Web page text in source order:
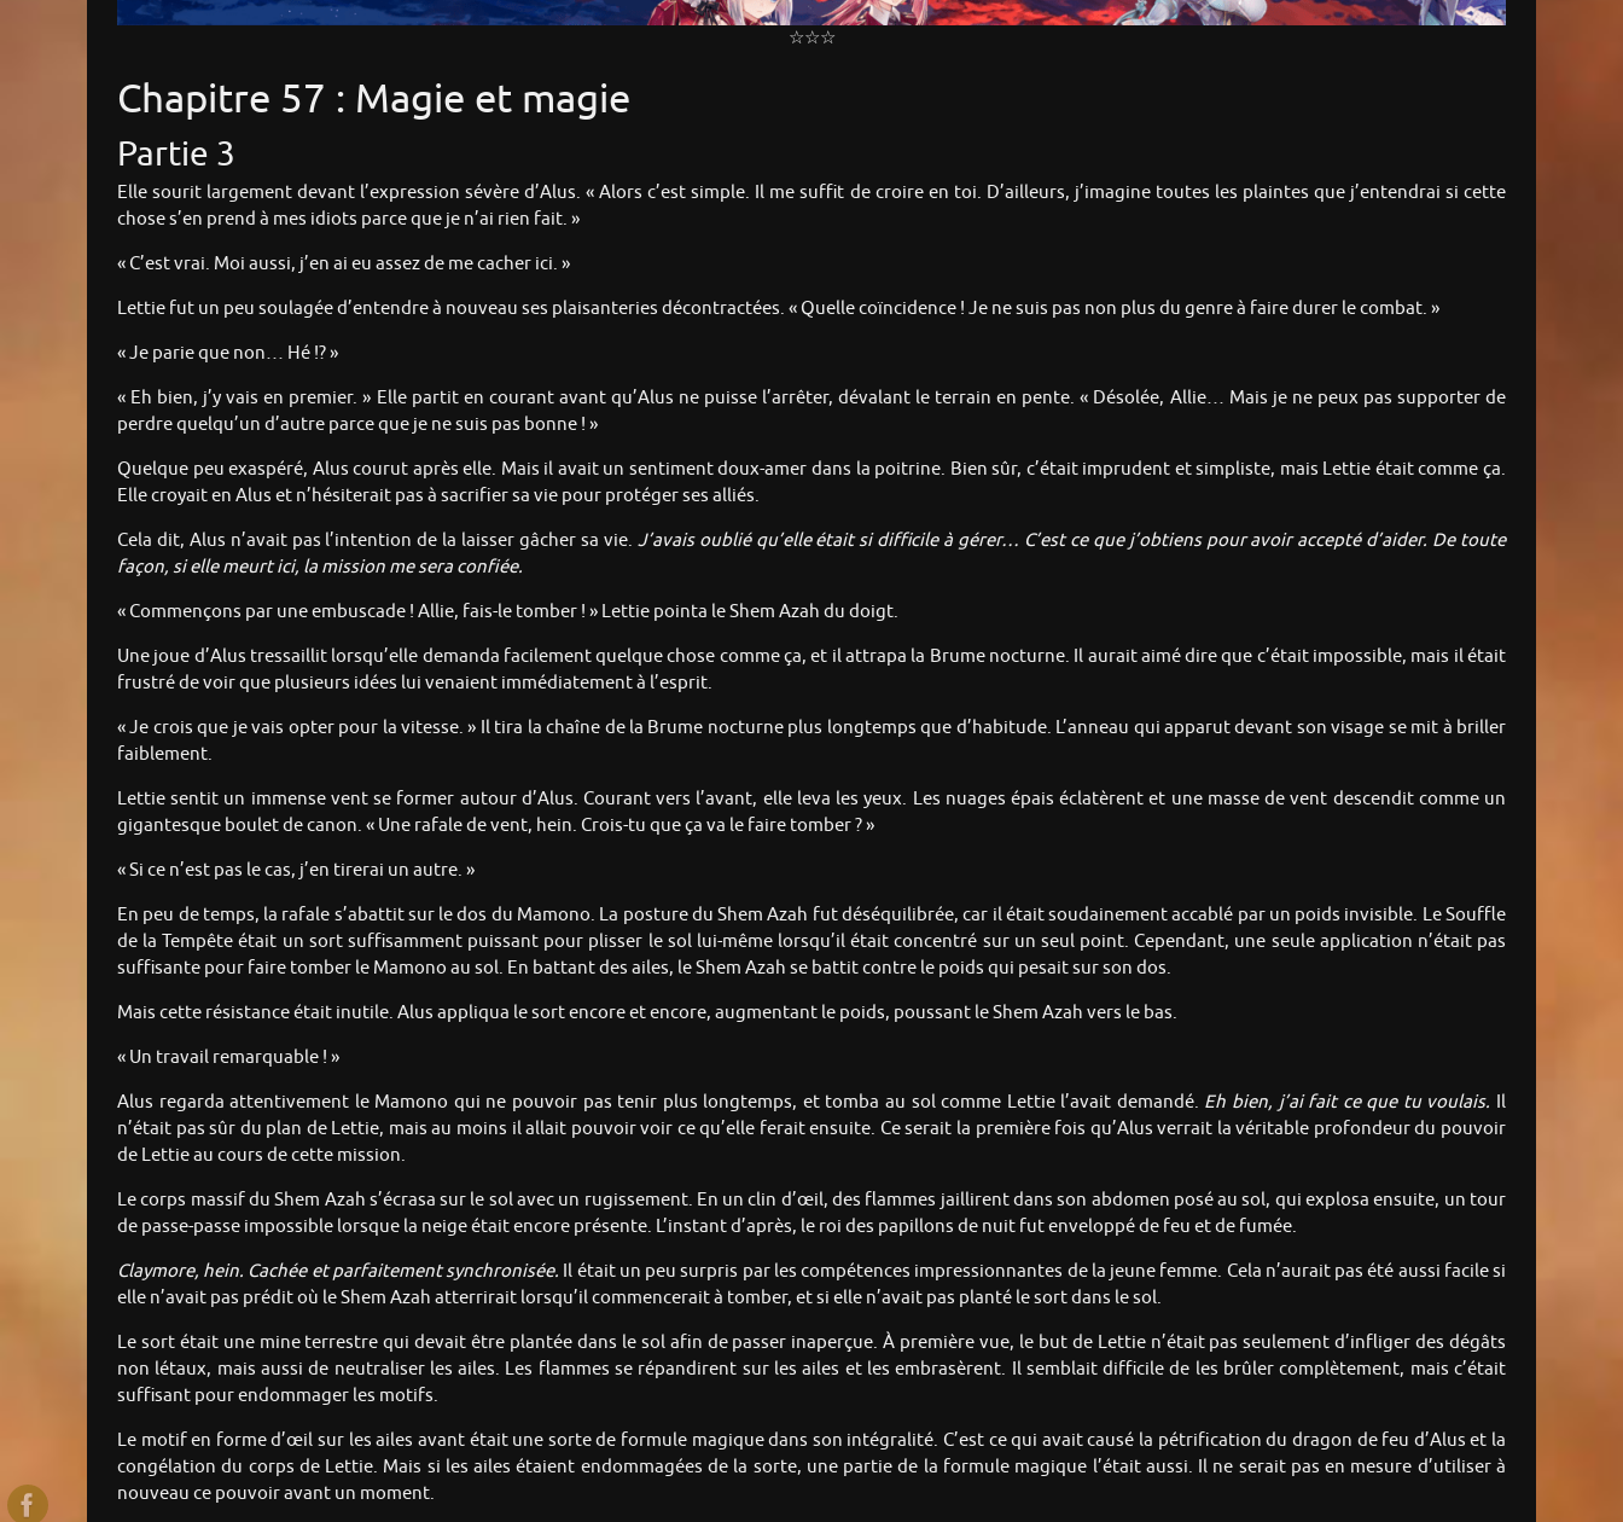
☆☆☆
Chapitre 57 : Magie et magie
Partie 3
Elle sourit largement devant l’expression sévère d’Alus. « Alors c’est simple. Il me suffit de croire en toi. D’ailleurs, j’imagine toutes les plaintes que j’entendrai si cette
chose s’en prend à mes idiots parce que je n’ai rien fait. »
« C’est vrai. Moi aussi, j’en ai eu assez de me cacher ici. »
Lettie fut un peu soulagée d’entendre à nouveau ses plaisanteries décontractées. « Quelle coïncidence ! Je ne suis pas non plus du genre à faire durer le combat. »
« Je parie que non… Hé !? »
« Eh bien, j’y vais en premier. » Elle partit en courant avant qu’Alus ne puisse l’arrêter, dévalant le terrain en pente. « Désolée, Allie… Mais je ne peux pas supporter de
perdre quelqu’un d’autre parce que je ne suis pas bonne ! »
Quelque peu exaspéré, Alus courut après elle. Mais il avait un sentiment doux-amer dans la poitrine. Bien sûr, c’était imprudent et simpliste, mais Lettie était comme ça.
Elle croyait en Alus et n’hésiterait pas à sacrifier sa vie pour protéger ses alliés.
Cela dit, Alus n’avait pas l’intention de la laisser gâcher sa vie. J’avais oublié qu’elle était si difficile à gérer… C’est ce que j’obtiens pour avoir accepté d’aider. De toute
façon, si elle meurt ici, la mission me sera confiée.
« Commençons par une embuscade ! Allie, fais-le tomber ! » Lettie pointa le Shem Azah du doigt.
Une joue d’Alus tressaillit lorsqu’elle demanda facilement quelque chose comme ça, et il attrapa la Brume nocturne. Il aurait aimé dire que c’était impossible, mais il était
frustré de voir que plusieurs idées lui venaient immédiatement à l’esprit.
« Je crois que je vais opter pour la vitesse. » Il tira la chaîne de la Brume nocturne plus longtemps que d’habitude. L’anneau qui apparut devant son visage se mit à briller
faiblement.
Lettie sentit un immense vent se former autour d’Alus. Courant vers l’avant, elle leva les yeux. Les nuages épais éclatèrent et une masse de vent descendit comme un
gigantesque boulet de canon. « Une rafale de vent, hein. Crois-tu que ça va le faire tomber ? »
« Si ce n’est pas le cas, j’en tirerai un autre. »
En peu de temps, la rafale s’abattit sur le dos du Mamono. La posture du Shem Azah fut déséquilibrée, car il était soudainement accablé par un poids invisible. Le Souffle
de la Tempête était un sort suffisamment puissant pour plisser le sol lui-même lorsqu’il était concentré sur un seul point. Cependant, une seule application n’était pas
suffisante pour faire tomber le Mamono au sol. En battant des ailes, le Shem Azah se battit contre le poids qui pesait sur son dos.
Mais cette résistance était inutile. Alus appliqua le sort encore et encore, augmentant le poids, poussant le Shem Azah vers le bas.
« Un travail remarquable ! »
Alus regarda attentivement le Mamono qui ne pouvoir pas tenir plus longtemps, et tomba au sol comme Lettie l’avait demandé. Eh bien, j’ai fait ce que tu voulais. Il
n’était pas sûr du plan de Lettie, mais au moins il allait pouvoir voir ce qu’elle ferait ensuite. Ce serait la première fois qu’Alus verrait la véritable profondeur du pouvoir
de Lettie au cours de cette mission.
Le corps massif du Shem Azah s’écrasa sur le sol avec un rugissement. En un clin d’œil, des flammes jaillirent dans son abdomen posé au sol, qui explosa ensuite, un tour
de passe-passe impossible lorsque la neige était encore présente. L’instant d’après, le roi des papillons de nuit fut enveloppé de feu et de fumée.
Claymore, hein. Cachée et parfaitement synchronisée. Il était un peu surpris par les compétences impressionnantes de la jeune femme. Cela n’aurait pas été aussi facile si
elle n’avait pas prédit où le Shem Azah atterrirait lorsqu’il commencerait à tomber, et si elle n’avait pas planté le sort dans le sol.
Le sort était une mine terrestre qui devait être plantée dans le sol afin de passer inaperçue. À première vue, le but de Lettie n’était pas seulement d’infliger des dégâts
non létaux, mais aussi de neutraliser les ailes. Les flammes se répandirent sur les ailes et les embrasèrent. Il semblait difficile de les brûler complètement, mais c’était
suffisant pour endommager les motifs.
Le motif en forme d’œil sur les ailes avant était une sorte de formule magique dans son intégralité. C’est ce qui avait causé la pétrification du dragon de feu d’Alus et la
congélation du corps de Lettie. Mais si les ailes étaient endommagées de la sorte, une partie de la formule magique l’était aussi. Il ne serait pas en mesure d’utiliser à
nouveau ce pouvoir avant un moment.